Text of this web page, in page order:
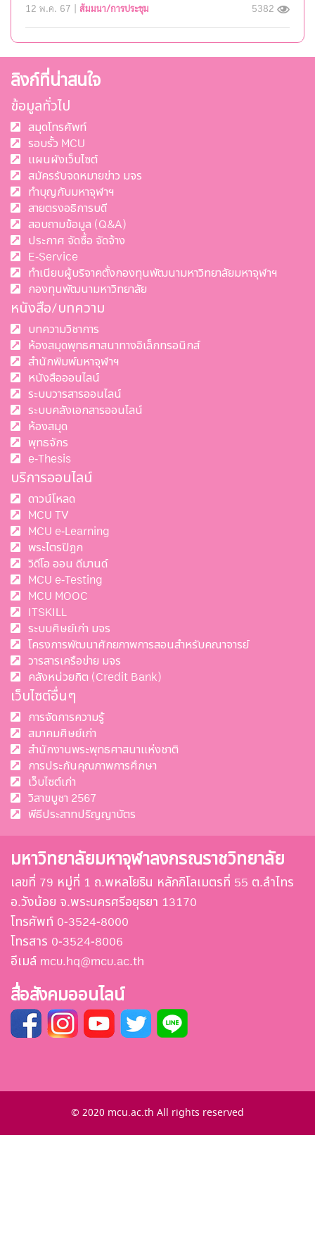
12 พ.ค. 67 | สัมมนา/การประชุม 5382
ลิงก์ที่น่าสนใจ
ข้อมูลทั่วไป
สมุดโทรศัพท์
รอบรั้ว MCU
แผนผังเว็บไซต์
สมัครรับจดหมายข่าว มจร
ทำบุญกับมหาจุฬาฯ
สายตรงอธิการบดี
สอบถามข้อมูล (Q&A)
ประกาศ จัดซื้อ จัดจ้าง
E-Service
ทำเนียบผู้บริจาคตั้งกองทุนพัฒนามหาวิทยาลัยมหาจุฬาฯ
กองทุนพัฒนามหาวิทยาลัย
หนังสือ/บทความ
บทความวิชาการ
ห้องสมุดพุทธศาสนาทางอิเล็กทรอนิกส์
สำนักพิมพ์มหาจุฬาฯ
หนังสือออนไลน์
ระบบวารสารออนไลน์
ระบบคลังเอกสารออนไลน์
ห้องสมุด
พุทธจักร
e-Thesis
บริการออนไลน์
ดาวน์โหลด
MCU TV
MCU e-Learning
พระไตรปิฎก
วิดีโอ ออน ดีมานด์
MCU e-Testing
MCU MOOC
ITSKILL
ระบบศิษย์เก่า มจร
โครงการพัฒนาศักยภาพการสอนสำหรับคณาจารย์
วารสารเครือข่าย มจร
คลังหน่วยกิต (Credit Bank)
เว็บไซต์อื่นๆ
การจัดการความรู้
สมาคมศิษย์เก่า
สำนักงานพระพุทธศาสนาแห่งชาติ
การประกันคุณภาพการศึกษา
เว็บไซต์เก่า
วิสาขบูชา 2567
พีธีประสาทปริญญาบัตร
มหาวิทยาลัยมหาจุฬาลงกรณราชวิทยาลัย
เลขที่ 79 หมู่ที่ 1 ถ.พหลโยธิน หลักกิโลเมตรที่ 55 ต.ลำไทร
อ.วังน้อย จ.พระนครศรีอยุธยา 13170
โทรศัพท์ 0-3524-8000
โทรสาร 0-3524-8006
อีเมล์ mcu.hq@mcu.ac.th
สื่อสังคมออนไลน์
© 2020 mcu.ac.th All rights reserved